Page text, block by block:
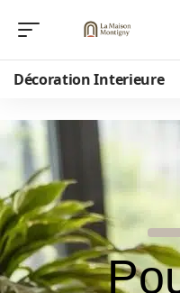
Décoration Interieure